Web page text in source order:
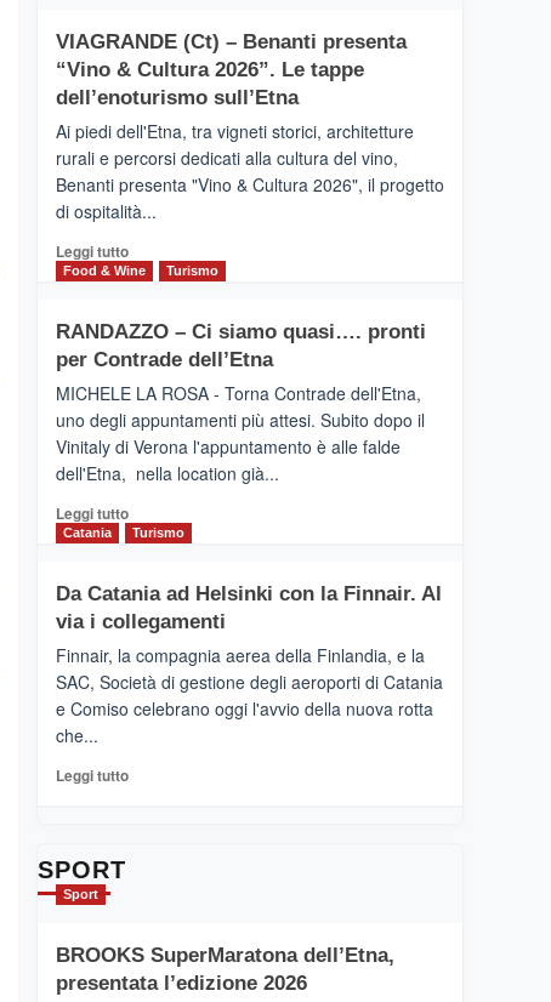
la
Valle
Alcantara
nei
primi
classifica
siciliana
IL
SAN
DOMENICO
TAORMINA,
UN
HOTEL
FOUR
PRESENTA
IL
SUMMER
BOOK
CLUB
VIAGRANDE (Ct) – Benanti presenta
“Vino & Cultura 2026”. Le tappe
dell’enoturismo sull’Etna
Ai piedi dell'Etna, tra vigneti storici, architetture
rurali e percorsi dedicati alla cultura del vino,
Benanti presenta "Vino & Cultura 2026", il progetto
di ospitalità...
Leggi tuttoLeggi
di
VIAGRANDE
(Ct)
–
presenta
“Vino
&
2026”.
Le
dell’enoturismo
sull’Etna
Food & Wine Turismo
RANDAZZO – Ci siamo quasi…. pronti
per Contrade dell’Etna
MICHELE LA ROSA - Torna Contrade dell'Etna,
uno degli appuntamenti più attesi. Subito dopo il
Vinitaly di Verona l'appuntamento è alle falde
dell'Etna, nella location già...
Leggi tuttoLeggi
di
RANDAZZO
–
siamo
quasi….
pronti
dell’Etna
Catania Turismo
Da Catania ad Helsinki con la Finnair. Al
via i collegamenti
Finnair, la compagnia aerea della Finlandia, e la
SAC, Società di gestione degli aeroporti di Catania
e Comiso celebrano oggi l'avvio della nuova rotta
che...
Leggi tuttoLeggi
con
la
SPORT
Sport
BROOKS SuperMaratona dell’Etna,
presentata l’edizione 2026